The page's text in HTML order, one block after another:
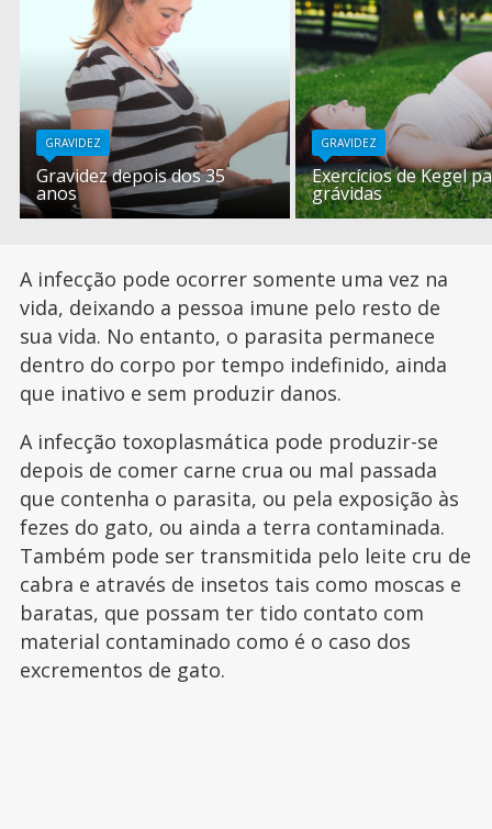
GRAVIDEZ
Gravidez depois dos 35
anos
GRAVIDEZ
Exercícios de Kegel
grávidas
A infecção pode ocorrer somente uma vez na
vida, deixando a pessoa imune pelo resto de
sua vida. No entanto, o parasita permanece
dentro do corpo por tempo indefinido, ainda
que inativo e sem produzir danos.
A infecção toxoplasmática pode produzir-se
depois de comer carne crua ou mal passada
que contenha o parasita, ou pela exposição às
fezes do gato, ou ainda a terra contaminada.
Também pode ser transmitida pelo leite cru de
cabra e através de insetos tais como moscas e
baratas, que possam ter tido contato com
material contaminado como é o caso dos
excrementos de gato.